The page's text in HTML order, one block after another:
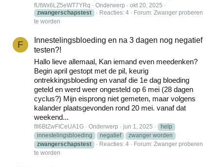
fUtWx6LZ5eWT7YRq Onderwerp
okt 20, 2025
zwangerschapstest
Reacties: 4 Forum: Zwanger proberen
te worden
F
Innestelingsbloeding en na 3 dagen nog negatief
testen?!
Hallo lieve allemaal, Kan iemand even meedenken?
Begin april gestopt met de pil, keurig
ontrekkingsbloeding en vanaf die 1e dag bloeding
geteld en werd weer ongesteld op 6 mei (28 dagen
cyclus?) Mijn eisprong niet gemeten, maar volgens
kalander plaatsgevonden rond 20 mei. vanaf dat
weekend...
fII6BtZwFICeUA1G Onderwerp jun 1, 2025
help
innestelingsbloeding
negatief
zwanger worden
zwangerschapstest
Reacties: 4 Forum: Zwanger proberen
te worden